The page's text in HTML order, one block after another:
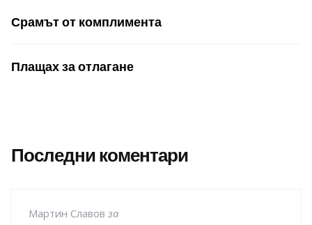
Срамът от комплимента
Плащах за отлагане
Последни коментари
Мартин Славов за